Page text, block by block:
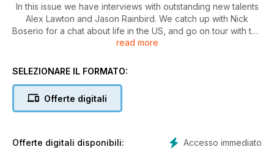
In this issue we have interviews with outstanding new talents
Alex Lawton and Jason Rainbird. We catch up with Nick
Boserio for a chat about life in the US, and go on tour with the
Australian Nike team in Brisbane, DIY skatepark building in
and Las Vegas with Shane O'Neill and friends.
read more
SELEZIONARE IL FORMATO:
Offerte digitali
Accesso immediato
Offerte digitali disponibili: